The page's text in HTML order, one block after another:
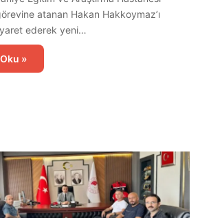
atanan Hakan Hakkoymaz’ı
ederek yeni…
»